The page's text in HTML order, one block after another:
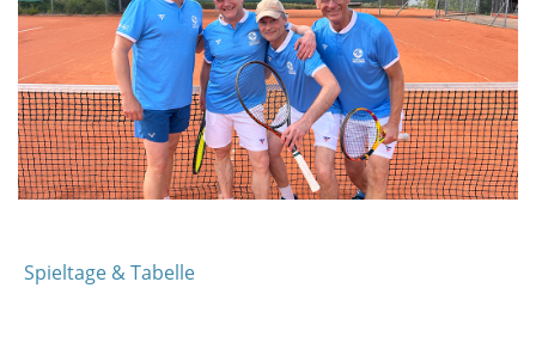
Spieltage & Tabelle